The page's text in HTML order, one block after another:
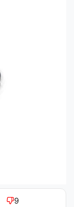
9